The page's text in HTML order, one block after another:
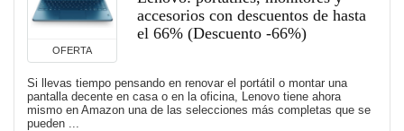
OFERTA
accesorios con descuentos de hasta
el 66% (Descuento -66%)
Si llevas tiempo pensando en renovar el portátil o montar una
pantalla decente en casa o en la oficina, Lenovo tiene ahora
mismo en Amazon una de las selecciones más completas que se
pueden ...